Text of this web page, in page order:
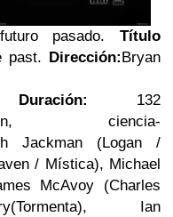
pasado. Título
past. Dirección:Bryan
Duración:
132
, ciencia-
Jackman (Logan /
/ Mística), Michael
McAvoy (Charles
(Tormenta), Ian